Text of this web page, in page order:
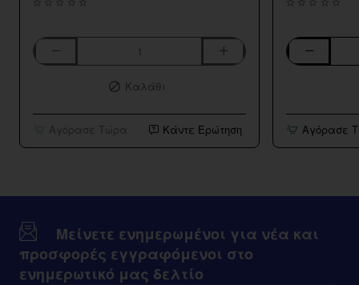
Aspire
Καλάθι
Αγόρασε Τώρα Κάντε Ερώτηση
Bar
10ml/120ml
Αγόρασε
Μείνετε ενημερωμένοι για νέα και
προσφορές εγγραφόμενοι στο
ενημερωτικό μας δελτίο